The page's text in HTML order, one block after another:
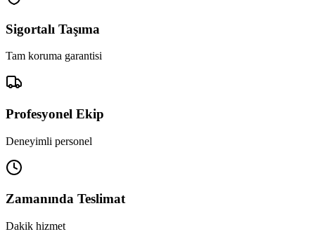
Sigortalı Taşıma
Tam koruma garantisi
Profesyonel Ekip
Deneyimli personel
Zamanında Teslimat
Dakik hizmet